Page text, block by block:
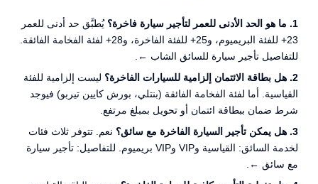
1. ما هو الحد الأدنى للعمر لتأجير سيارة فاخرة؟
يُطبَّق حد أدنى للعمر
23+ للفئة البريميوم، و25+ للفئة الفاخرة، و28+ لفئة الفخامة الفائقة.
للتفاصيل تأجير سيارة للسائق الشاب ← .
2. هل بطاقة الائتمان إلزامية للسيارات الفاخرة؟
ليست إلزامية للفئة
القياسية. أما لفئة الفخامة الفائقة (بنتلي، بورش كايين تيربو) فيوجد
شرط ضمان ببطاقة ائتمان أو تحويل بمبلغ مرتفع.
3. هل يمكن تأجير السيارة الفاخرة مع سائق؟
نعم. تتوفر ثلاث فئات
لخدمة السائق: القياسية وVIP وVIP بريميوم. للتفاصيل:
تأجير سيارة
مع سائق ← .